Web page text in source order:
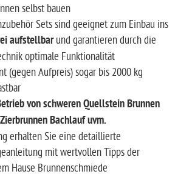
selbst bauen
Sets sind geeignet zum Einbau ins
aufstellbarund garantieren durch die
optimale Funktionalität
(gegen Aufpreis) sogar bis 2000 kg
von schweren Quellstein Brunnen
Bachlauf uvm.
erhalten Sie eine detaillierte
mit wertvollen Tipps der
Hause Brunnenschmiede